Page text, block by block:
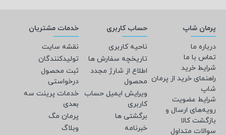
پرمان شاپ
درباره ما
تماس با ما
شرایط خرید
راهنمای خرید از پرمان
شاپ
شرایط عضویت
رویه‌های ارسال و
بازگشت کالا
سوالات متداول
حساب کاربری
ناحیه کاربری
تاریخچه سفارش ها
اطلاع از شارژ مجدد
محصول
ویرایش ایمیل حساب
کاربری
برگشتی ها
خبرنامه
خدمات مشتریان
نقشه سایت
تولیدکنندگان
ثبت محصول
درخواستی
خدمات پرینت سه
بعدی
پرمان مگ
وبلاگ